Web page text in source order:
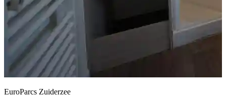
EuroParcs Zuiderzee